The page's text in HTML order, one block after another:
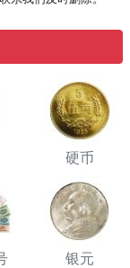
硬币
银元